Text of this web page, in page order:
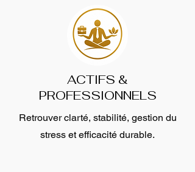
ACTIFS &
PROFESSIONNELS
Retrouver clarté, stabilité, gestion du
stress et efficacité durable.